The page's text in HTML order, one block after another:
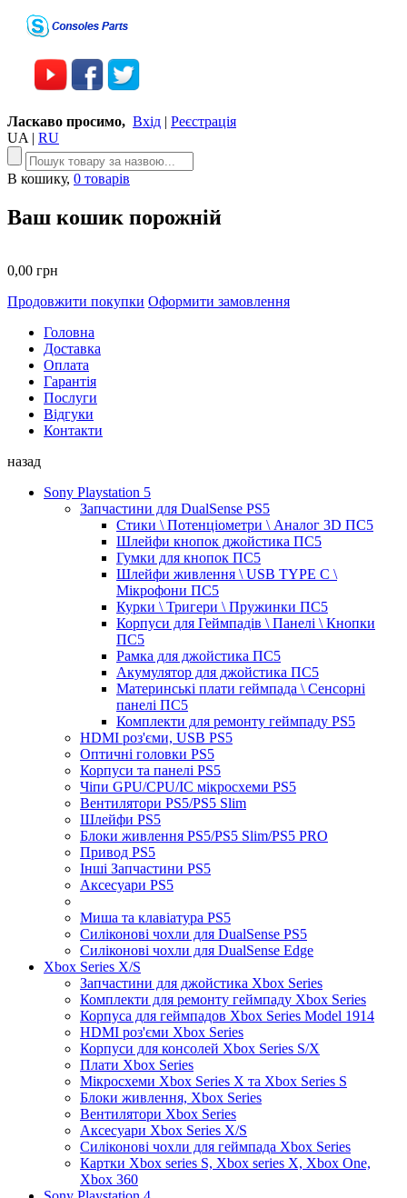
Ласкаво просимо, Вхід | Реєстрація
UA | RU
В кошику, 0 товарів
Ваш кошик порожній
0,00 грн
Продовжити покупки Оформити замовлення
Головна
Доставка
Оплата
Гарантія
Послуги
Відгуки
Контакти
назад
Sony Playstation 5
Запчастини для DualSense PS5
Стики \ Потенціометри \ Аналог 3D ПС5
Шлейфи кнопок джойстика ПС5
Гумки для кнопок ПС5
Шлейфи живлення \ USB TYPE C \
Мікрофони ПС5
Курки \ Тригери \ Пружинки ПС5
Корпуси для Геймпадів \ Панелі \ Кнопки
ПС5
Рамка для джойстика ПС5
Акумулятор для джойстика ПС5
Материнські плати геймпада \ Сенсорні
панелі ПС5
Комплекти для ремонту геймпаду PS5
HDMI роз'єми, USB PS5
Оптичні головки PS5
Корпуси та панелі PS5
Чіпи GPU/CPU/IC мікросхеми PS5
Вентилятори PS5/PS5 Slim
Шлейфи PS5
Блоки живлення PS5/PS5 Slim/PS5 PRO
Привод PS5
Інші Запчастини PS5
Аксесуари PS5
Миша та клавіатура PS5
Силіконові чохли для DualSense PS5
Силіконові чохли для DualSense Edge
Xbox Series X/S
Запчастини для джойстика Xbox Series
Комплекти для ремонту геймпаду Xbox Series
Корпуса для геймпадов Xbox Series Model 1914
HDMI роз'єми Xbox Series
Корпуси для консолей Xbox Series S/X
Плати Xbox Series
Мікросхеми Xbox Series X та Xbox Series S
Блоки живлення, Xbox Series
Вентилятори Xbox Series
Аксесуари Xbox Series X/S
Силіконові чохли для геймпада Xbox Series
Картки Xbox series S, Xbox series X, Xbox One,
Xbox 360